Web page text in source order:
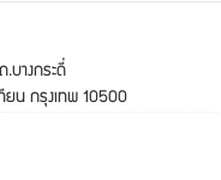
.บางกระดี่
ทียน กรุงเทพ 10500